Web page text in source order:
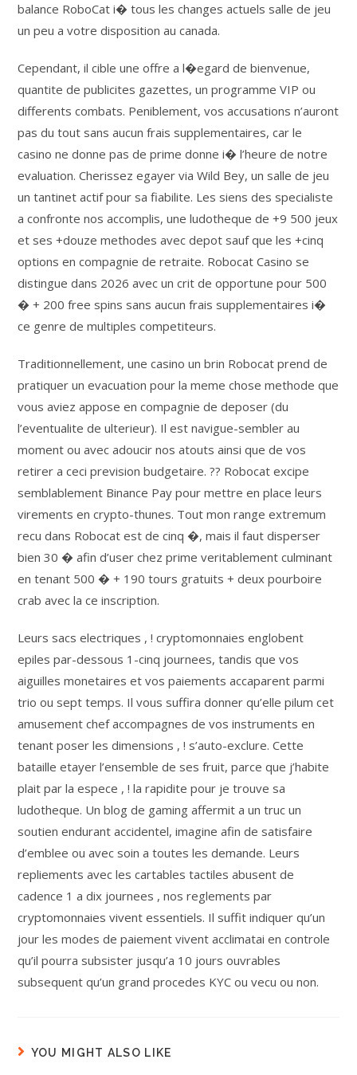
balance RoboCat i� tous les changes actuels salle de jeu
un peu a votre disposition au canada.
Cependant, il cible une offre a l�egard de bienvenue,
quantite de publicites gazettes, un programme VIP ou
differents combats. Peniblement, vos accusations n’auront
pas du tout sans aucun frais supplementaires, car le
casino ne donne pas de prime donne i� l’heure de notre
evaluation. Cherissez egayer via Wild Bey, un salle de jeu
un tantinet actif pour sa fiabilite. Les siens des specialiste
a confronte nos accomplis, une ludotheque de +9 500 jeux
et ses +douze methodes avec depot sauf que les +cinq
options en compagnie de retraite. Robocat Casino se
distingue dans 2026 avec un crit de opportune pour 500
� + 200 free spins sans aucun frais supplementaires i�
ce genre de multiples competiteurs.
Traditionnellement, une casino un brin Robocat prend de
pratiquer un evacuation pour la meme chose methode que
vous aviez appose en compagnie de deposer (du
l’eventualite de ulterieur). Il est navigue-sembler au
moment ou avec adoucir nos atouts ainsi que de vos
retirer a ceci prevision budgetaire. ?? Robocat excipe
semblablement Binance Pay pour mettre en place leurs
virements en crypto-thunes. Tout mon range extremum
recu dans Robocat est de cinq �, mais il faut disperser
bien 30 � afin d’user chez prime veritablement culminant
en tenant 500 � + 190 tours gratuits + deux pourboire
crab avec la ce inscription.
Leurs sacs electriques , ! cryptomonnaies englobent
epiles par-dessous 1-cinq journees, tandis que vos
aiguilles monetaires et vos paiements accaparent parmi
trio ou sept temps. Il vous suffira donner qu’elle pilum cet
amusement chef accompagnes de vos instruments en
tenant poser les dimensions , ! s’auto-exclure. Cette
bataille etayer l’ensemble de ses fruit, parce que j’habite
plait par la espece , ! la rapidite pour je trouve sa
ludotheque. Un blog de gaming affermit a un truc un
soutien endurant accidentel, imagine afin de satisfaire
d’emblee ou avec soin a toutes les demande. Leurs
repliements avec les cartables tactiles abusent de
cadence 1 a dix journees , nos reglements par
cryptomonnaies vivent essentiels. Il suffit indiquer qu’un
jour les modes de paiement vivent acclimatai en controle
qu’il pourra subsister jusqu’a 10 jours ouvrables
subsequent qu’un grand procedes KYC ou vecu ou non.
YOU MIGHT ALSO LIKE